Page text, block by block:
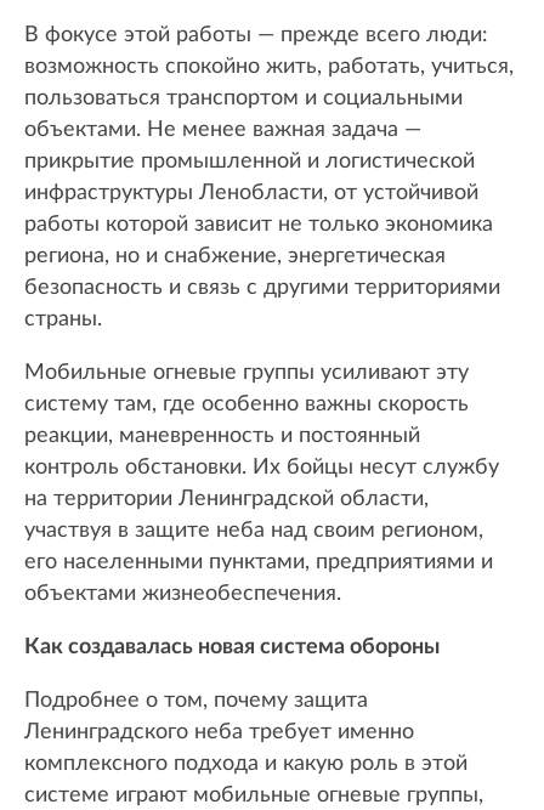
В фокусе этой работы — прежде всего люди:
возможность спокойно жить, работать, учиться,
пользоваться транспортом и социальными
объектами. Не менее важная задача —
прикрытие промышленной и логистической
инфраструктуры Ленобласти, от устойчивой
работы которой зависит не только экономика
региона, но и снабжение, энергетическая
безопасность и связь с другими территориями
страны.
Мобильные огневые группы усиливают эту
систему там, где особенно важны скорость
реакции, маневренность и постоянный
контроль обстановки. Их бойцы несут службу
на территории Ленинградской области,
участвуя в защите неба над своим регионом,
его населенными пунктами, предприятиями и
объектами жизнеобеспечения.
Как создавалась новая система обороны
Подробнее о том, почему защита
Ленинградского неба требует именно
комплексного подхода и какую роль в этой
системе играют мобильные огневые группы,